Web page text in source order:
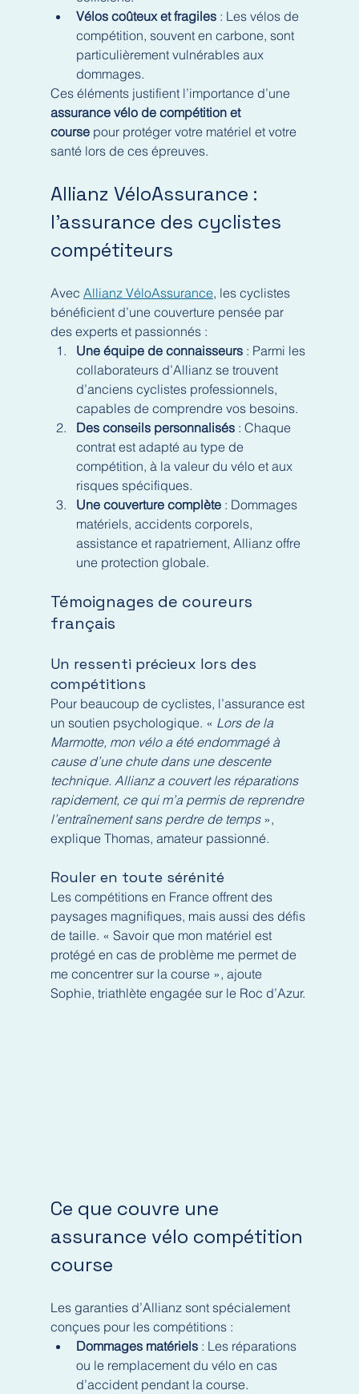
Vélos coûteux et fragiles : Les vélos de
compétition, souvent en carbone, sont
particulièrement vulnérables aux
dommages.
Ces éléments justifient l’importance d’une
assurance vélo de compétition et
course pour protéger votre matériel et votre
santé lors de ces épreuves.
Allianz VéloAssurance :
l’assurance des cyclistes
compétiteurs
Avec Allianz VéloAssurance, les cyclistes
bénéficient d’une couverture pensée par
des experts et passionnés :
Une équipe de connaisseurs : Parmi les
collaborateurs d’Allianz se trouvent
d’anciens cyclistes professionnels,
capables de comprendre vos besoins.
Des conseils personnalisés : Chaque
contrat est adapté au type de
compétition, à la valeur du vélo et aux
risques spécifiques.
Une couverture complète : Dommages
matériels, accidents corporels,
assistance et rapatriement, Allianz offre
une protection globale.
Témoignages de coureurs
français
Un ressenti précieux lors des
compétitions
Pour beaucoup de cyclistes, l’assurance est
un soutien psychologique. « Lors de la
Marmotte, mon vélo a été endommagé à
cause d’une chute dans une descente
technique. Allianz a couvert les réparations
rapidement, ce qui m’a permis de reprendre
l’entraînement sans perdre de temps »,
explique Thomas, amateur passionné.
Rouler en toute sérénité
Les compétitions en France offrent des
paysages magnifiques, mais aussi des défis
de taille. « Savoir que mon matériel est
protégé en cas de problème me permet de
me concentrer sur la course », ajoute
Sophie, triathlète engagée sur le Roc d’Azur.
Ce que couvre une
assurance vélo compétition
course
Les garanties d’Allianz sont spécialement
conçues pour les compétitions :
Dommages matériels : Les réparations
ou le remplacement du vélo en cas
d’accident pendant la course.